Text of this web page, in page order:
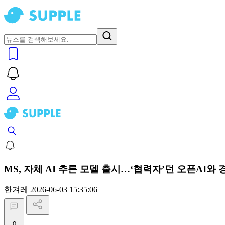
MS, 자체 AI 추론 모델 출시…‘협력자’던 오픈AI와
한겨레 2026-06-03 15:35:06